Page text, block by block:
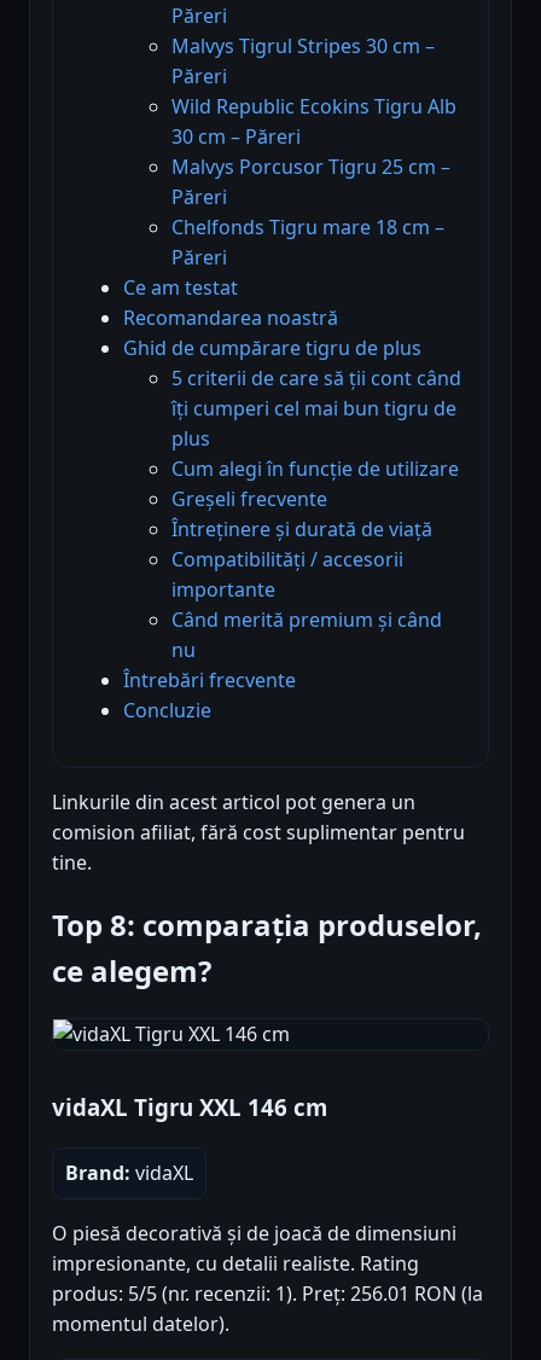
Păreri
Malvys Tigrul Stripes 30 cm –
Păreri
Wild Republic Ecokins Tigru Alb
30 cm – Păreri
Malvys Porcusor Tigru 25 cm –
Păreri
Chelfonds Tigru mare 18 cm –
Păreri
Ce am testat
Recomandarea noastră
Ghid de cumpărare tigru de plus
5 criterii de care să ții cont când
îți cumperi cel mai bun tigru de
plus
Cum alegi în funcție de utilizare
Greșeli frecvente
Întreținere și durată de viață
Compatibilități / accesorii
importante
Când merită premium și când
nu
Întrebări frecvente
Concluzie
Linkurile din acest articol pot genera un
comision afiliat, fără cost suplimentar pentru
tine.
Top 8: comparația produselor,
ce alegem?
vidaXL Tigru XXL 146 cm
Brand: vidaXL
O piesă decorativă și de joacă de dimensiuni
impresionante, cu detalii realiste. Rating
produs: 5/5 (nr. recenzii: 1). Preț: 256.01 RON (la
momentul datelor).